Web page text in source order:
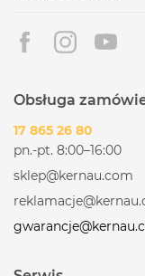
Obsługa
17 865 26 80
pn.-pt. 8:00–16:00
sklep@kernau.com